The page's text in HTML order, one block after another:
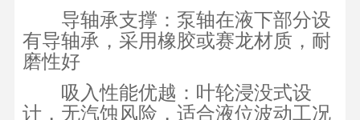
导轴承支撑：泵轴在液下部分设
有导轴承，采用橡胶或赛龙材质，耐
磨性好
吸入性能优越：叶轮浸没式设
计，无汽蚀风险，适合液位波动工况